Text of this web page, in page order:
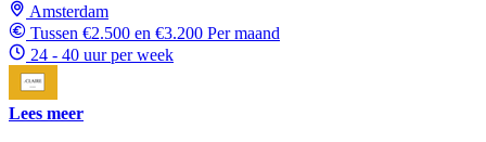
Amsterdam
Tussen €2.500 en €3.200 Per maand
24 - 40 uur per week
Lees meer